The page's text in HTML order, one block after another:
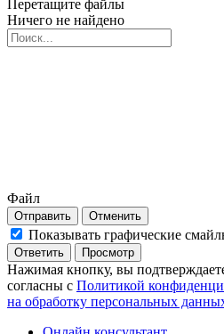
Перетащите файлы
Ничего не найдено
Файл
Отправить Отменить
Показывать графические
Нажимая кнопку, вы
согласны с Политикой
на обработку персональных